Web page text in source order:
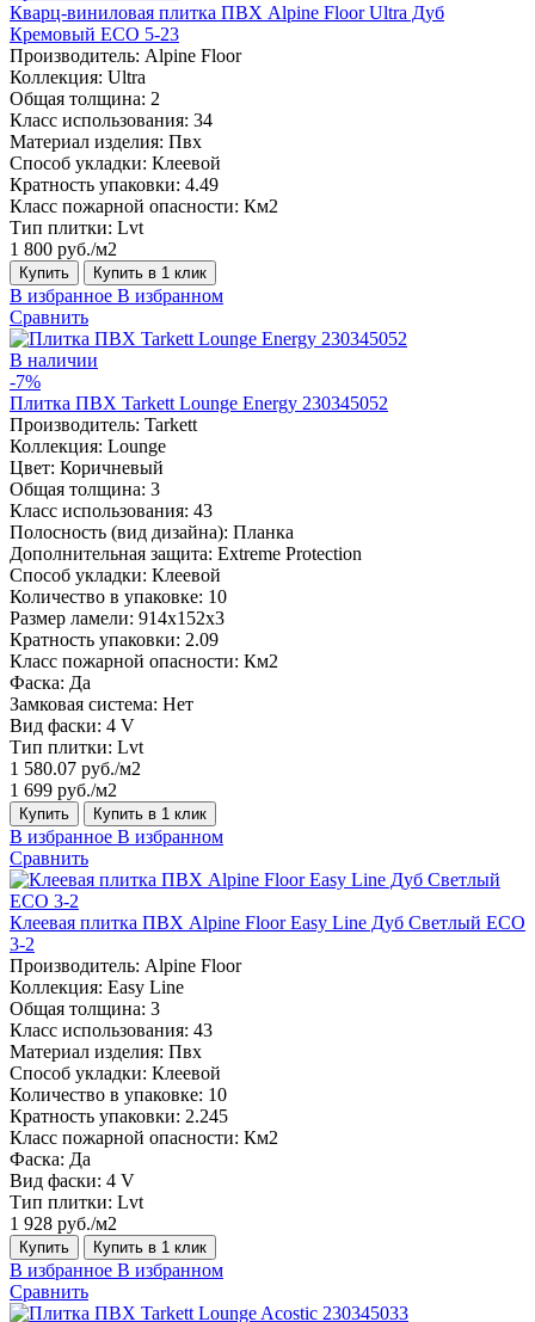
Кварц-виниловая плитка ПВХ Alpine Floor Ultra Дуб
Кремовый ECO 5-23
Производитель: Alpine Floor
Коллекция: Ultra
Общая толщина: 2
Класс использования: 34
Материал изделия: Пвх
Способ укладки: Клеевой
Кратность упаковки: 4.49
Класс пожарной опасности: Км2
Тип плитки: Lvt
1 800 руб./м2
Купить Купить в 1 клик
В избранное В избранном
Сравнить
В наличии
-7%
Плитка ПВХ Tarkett Lounge Energy 230345052
Производитель: Tarkett
Коллекция: Lounge
Цвет: Коричневый
Общая толщина: 3
Класс использования: 43
Полосность (вид дизайна): Планка
Дополнительная защита: Extreme Protection
Способ укладки: Клеевой
Количество в упаковке: 10
Размер ламели: 914x152x3
Кратность упаковки: 2.09
Класс пожарной опасности: Км2
Фаска: Да
Замковая система: Нет
Вид фаски: 4 V
Тип плитки: Lvt
1 580.07 руб./м2
1 699 руб./м2
Купить Купить в 1 клик
В избранное В избранном
Сравнить
Клеевая плитка ПВХ Alpine Floor Easy Line Дуб Светлый ЕСО
3-2
Производитель: Alpine Floor
Коллекция: Easy Line
Общая толщина: 3
Класс использования: 43
Материал изделия: Пвх
Способ укладки: Клеевой
Количество в упаковке: 10
Кратность упаковки: 2.245
Класс пожарной опасности: Км2
Фаска: Да
Вид фаски: 4 V
Тип плитки: Lvt
1 928 руб./м2
Купить Купить в 1 клик
В избранное В избранном
Сравнить